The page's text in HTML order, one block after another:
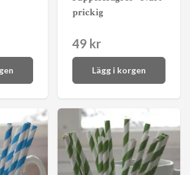
prickig
49 kr
Lägg i korgen